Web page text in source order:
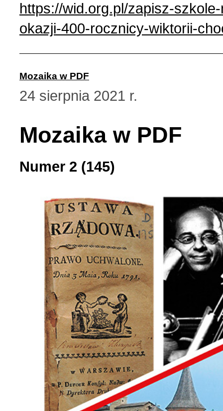
https://wid.org.pl/zapisz-
okazji-400-rocznicy-wiktorii-
Mozaika w PDF
24 sierpnia 2021 r.
Mozaika w PDF
Numer 2 (145)